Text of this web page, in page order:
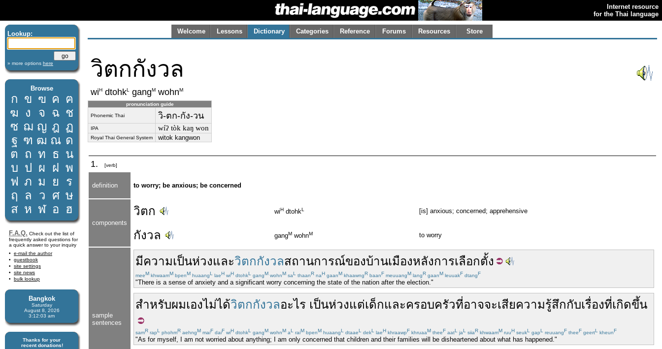
Internet resource
for the Thai language
Lookup:
» more options here
Browse
ก ข ฃ ค ฅ
ฆ ง จ ฉ ช
ซ ฌ ญ ฎ ฏ
ฐ ฑ ฒ ณ ด
ต ถ ท ธ น
บ ป ผ ฝ พ
ฟ ภ ม ย
ร
ฤ
ล ว ศ ษ
ส ห ฬ อ ฮ
F.A.Q. Check out the list of
frequently asked questions for
a quick answer to your inquiry
e-mail the author
guestbook
site settings
site news
bulk lookup
Bangkok
Saturday
August 8, 2026
3:12:03 am
Thanks for your
recent donations!
Welcome Lessons Dictionary Categories Reference Forums Resources Store
วิตกกังวล
wiH dtohkL gangM wohnM
pronunciation guide
Phonemic Thai วิ-ตก-กัง-วน
IPA wíʔ tòk kaŋ won
Royal Thai General System witok kangwon
1. [verb]
definition to worry; be anxious; be concerned
components
วิตก wiH dtohkL [is] anxious; concerned; apprehensive
กังวล gangM wohnM to worry
sample
sentences
มีความเป็นห่วงและวิตกกังวลสถานการณ์ของบ้านเมืองหลังการเลือกตั้ง
meeM khwaamM bpenM huaangL laeH wiH dtohkL gangM wohnM saL thaanR naH gaanM khaawngR baanF meuuangM langR gaanM leuuakF dtangF
"There is a sense of anxiety and a significant worry concerning the state of the nation after the election."
สำหรับผมเองไม่ได้วิตกกังวลอะไร เป็นห่วงแต่เด็กและครอบครัวที่อาจจะเสียความรู้สึกกับเรื่องที่เกิดขึ้น
samR rapL phohmR aehngM maiF daiF wiH dtohkL gangM wohnM aL raiM bpenM huaangL dtaaeL dekL laeH khraawpF khruaaM theeF aatL jaL siiaR khwaamM ruuH seukL gapL reuuangF theeF geertL kheunF
"As for myself, I am not worried about anything; I am only concerned that children and their families will be disheartened about what has happened."